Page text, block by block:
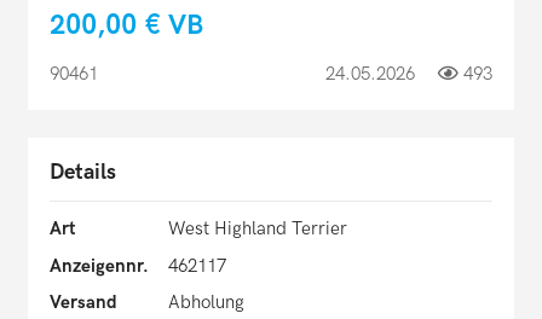
200,00 € VB
90461 24.05.2026 493
Details
Art
West Highland Terrier
Anzeigennr.
462117
Versand
Abholung